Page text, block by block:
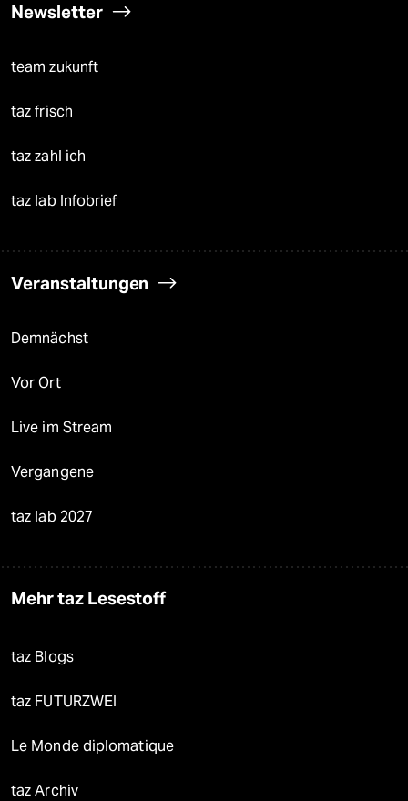
Newsletter
team zukunft
taz frisch
taz zahl ich
taz lab Infobrief
Veranstaltungen
Demnächst
Vor Ort
Live im Stream
Vergangene
taz lab 2027
Mehr taz Lesestoff
taz Blogs
taz FUTURZWEI
Le Monde diplomatique
taz Archiv